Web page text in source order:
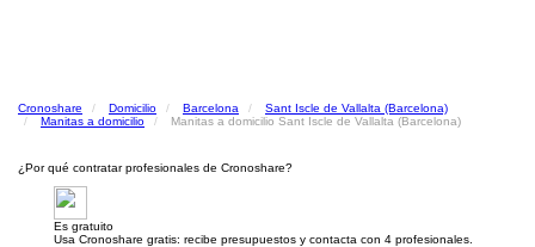
Cronoshare Domicilio Barcelona
Sant Iscle de Vallalta (Barcelona)
Manitas a domicilio
Manitas a domicilio Sant Iscle de Vallalta (Barcelona)
¿Por qué contratar profesionales de Cronoshare?
Es gratuito
Usa Cronoshare gratis: recibe presupuestos y contacta con 4 profesionales.